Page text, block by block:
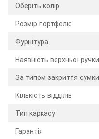
Оберіть колір
Розмір портфелю
Фурнітура
Наявність верхньої ручки
За типом закриття сумки
Кількість відділів
Тип каркасу
Гарантія